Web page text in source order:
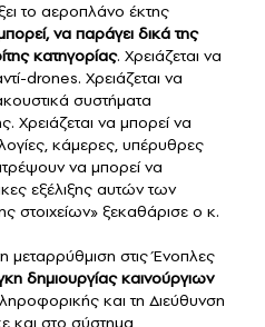
το αεροπλάνο έκτης
να παράγει δικά της
κατηγορίας. Χρειάζεται να
drones. Χρειάζεται να
συστήματα
να μπορεί να
κάμερες, υπέρυθρες
να μπορεί να
εξέλιξης αυτών των
στοιχείων» ξεκαθάρισε ο κ.
στις Ένοπλες
δημιουργίας καινούργιων
και τη Διεύθυνση